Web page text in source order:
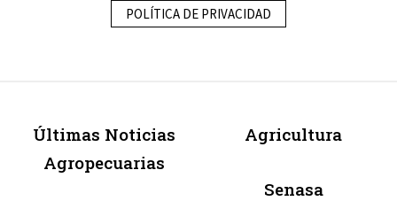
POLÍTICA DE PRIVACIDAD
Últimas Noticias
Agropecuarias
Agricultura
Senasa